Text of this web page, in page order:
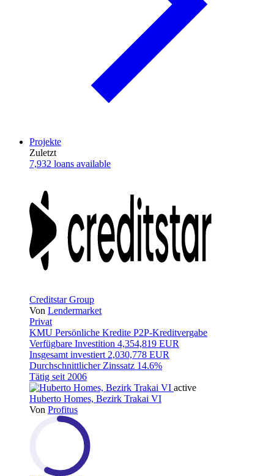
Projekte
Zuletzt
7,932 loans available
Creditstar Group
Von Lendermarket
Privat
KMU Persönliche Kredite P2P-Kreditvergabe
Verfügbare Investition 4,354,819 EUR
Insgesamt investiert 2,030,778 EUR
Durchschnittlicher Zinssatz 14.6%
Tätig seit 2006
active
Huberto Homes, Bezirk Trakai VI
Von Profitus